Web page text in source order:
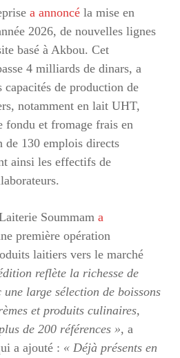
a annoncé la mise en
2026, de nouvelles lignes
basé à Akbou. Cet
4 milliards de dinars, a
capacités de production de
notamment en lait UHT,
fondu et fromage frais en
de 130 emplois directs
ainsi les effectifs de
Soummam a
première opération
laitiers vers le marché
reflète la richesse de
large sélection de boissons
et produits culinaires,
de 200 références », a
a ajouté : « Déjà présents en